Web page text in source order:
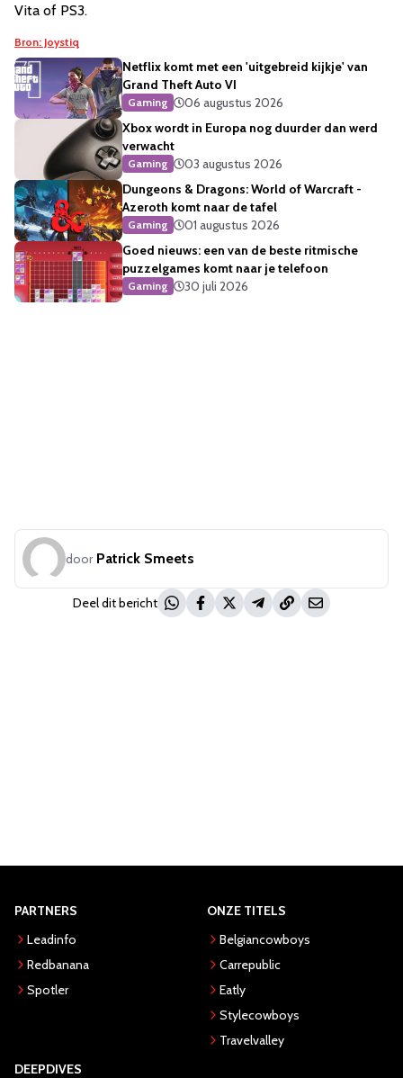
Vita of PS3.
Bron: Joystiq
Netflix komt met een 'uitgebreid kijkje' van
Grand Theft Auto VI
Gaming
06 augustus 2026
Xbox wordt in Europa nog duurder dan werd
verwacht
Gaming
03 augustus 2026
Dungeons & Dragons: World of Warcraft -
Azeroth komt naar de tafel
Gaming
01 augustus 2026
Goed nieuws: een van de beste ritmische
puzzelgames komt naar je telefoon
Gaming 30 juli 2026
door Patrick Smeets
Deel dit bericht
PARTNERS
Leadinfo
Redbanana
Spotler
ONZE TITELS
Belgiancowboys
Carrepublic
Eatly
Stylecowboys
Travelvalley
DEEPDIVES